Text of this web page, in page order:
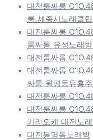
대전룸싸롱
롱 세종시노래클럽
대전룸싸롱
룸싸롱 유성노래방
대전룸싸롱
대전룸싸롱
싸롱 월평동유흥
대전룸싸롱
대전룸싸롱
가라오케 대전노
대전봉명동노래방